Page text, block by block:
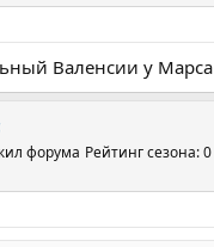
Валенсии у Марса
форума Рейтинг сезона: 0